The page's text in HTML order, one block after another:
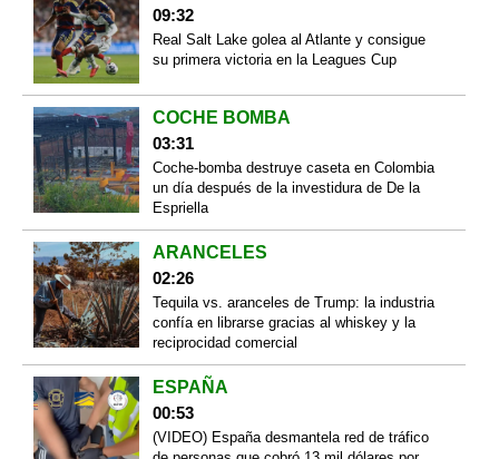
09:32
Real Salt Lake golea al Atlante y consigue
su primera victoria en la Leagues Cup
COCHE BOMBA
03:31
Coche-bomba destruye caseta en Colombia
un día después de la investidura de De la
Espriella
ARANCELES
02:26
Tequila vs. aranceles de Trump: la industria
confía en librarse gracias al whiskey y la
reciprocidad comercial
ESPAÑA
00:53
(VIDEO) España desmantela red de tráfico